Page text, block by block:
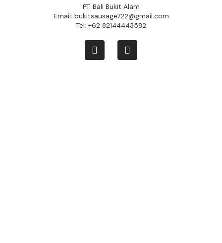
PT. Bali Bukit Alam
Email: bukitsausage722@gmail.com
Tel: +62 82144443582